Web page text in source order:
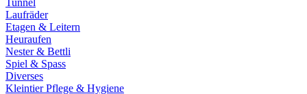
Tunnel
Laufräder
Etagen & Leitern
Heuraufen
Nester & Bettli
Spiel & Spass
Diverses
Kleintier Pflege & Hygiene